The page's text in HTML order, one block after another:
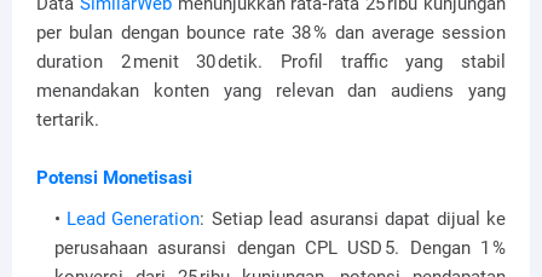
per bulan dengan bounce rate 38 % dan average session
duration 2 menit 30 detik. Profil traffic yang stabil
menandakan konten yang relevan dan audiens yang
tertarik.
Potensi Monetisasi
Lead Generation: Setiap lead asuransi dapat dijual ke
perusahaan asuransi dengan CPL USD 5. Dengan 1 %